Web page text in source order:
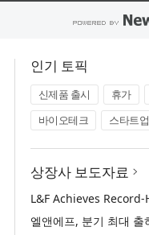
인기 토픽
신제품 출시 휴가
바이오테크
스타트업
상장사 보도자료